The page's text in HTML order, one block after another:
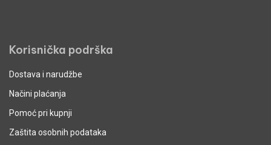
Korisnička podrška
Dostava i narudžbe
Načini plaćanja
Pomoć pri kupnji
Zaštita osobnih podataka